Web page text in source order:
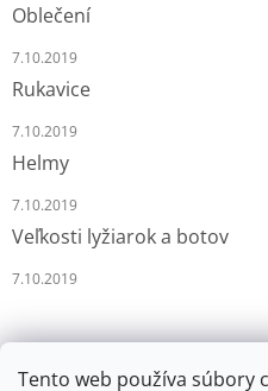
Tento web používa súbory
Oblečení
7.10.2019
Rukavice
7.10.2019
Helmy
7.10.2019
Veľkosti lyžiarok a botov
7.10.2019